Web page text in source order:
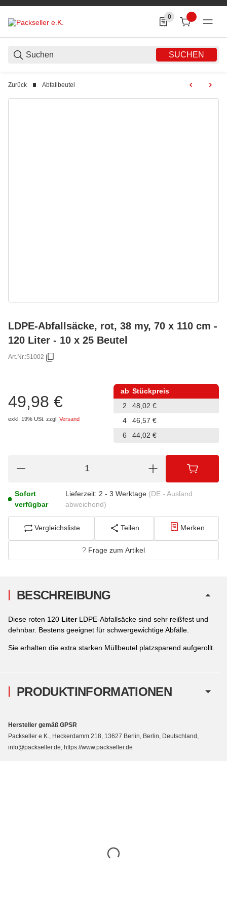
SUCHEN
0
0 Produkte in der
Zurück Abfallbeutel
LDPE-Abfallsäcke, rot, 38 my, 70 x 110 cm -
120 Liter - 10 x 25 Beutel
Art.Nr.:51002
49,98 €
exkl. 19% USt. zzgl. Versand
ab Stückpreis
2
48,02 €
4
46,57 €
6
44,02 €
Sofort
verfügbar
Lieferzeit: 2 - 3 Werktage (DE - Ausland
abweichend)
Vergleichsliste Teilen Merken
Frage zum Artikel
PRODUKTINFORMATIONEN
BESCHREIBUNG
Diese roten 120 Liter LDPE-Abfallsäcke sind sehr reißfest und
dehnbar. Bestens geeignet für schwergewichtige Abfälle.
Sie erhalten die extra starken Müllbeutel platzsparend aufgerollt.
Hersteller gemäß GPSR
Packseller e.K., Heckerdamm 218, 13627 Berlin, Berlin, Deutschland,
info@packseller.de, https://www.packseller.de